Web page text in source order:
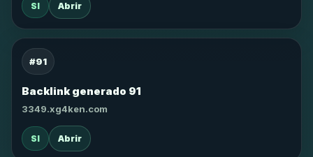
SI Abrir
#91
Backlink generado 91
3349.xg4ken.com
SI Abrir